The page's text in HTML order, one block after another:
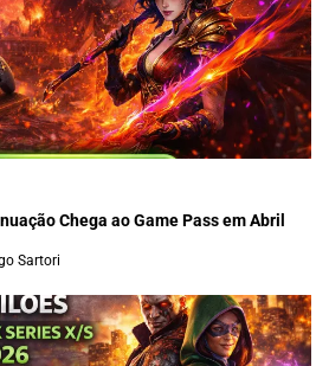
Chega ao Game Pass em Abril
Sartori